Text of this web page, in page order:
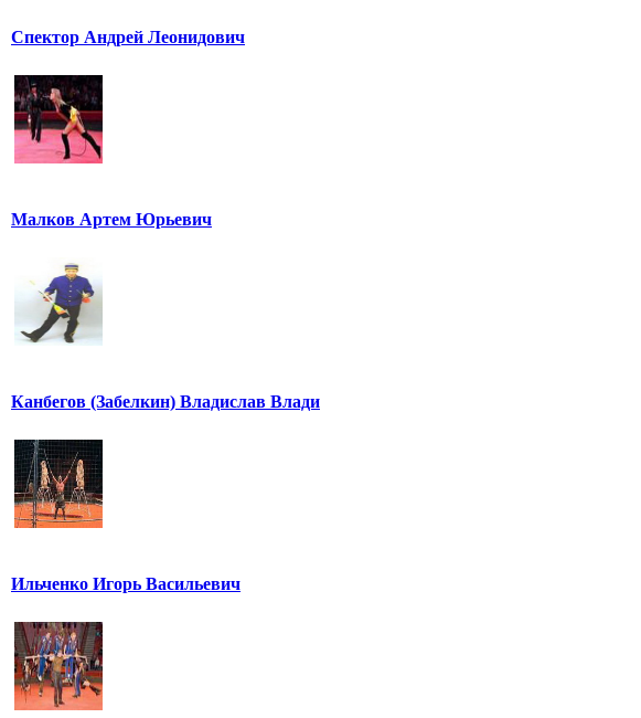
Спектор Андрей Леонидович
Малков Артем Юрьевич
Канбегов (Забелкин) Владислав Влади
Ильченко Игорь Васильевич